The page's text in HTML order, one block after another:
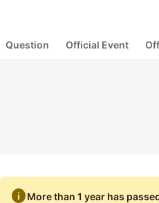
Question Official Event
infoMore than 1 year has